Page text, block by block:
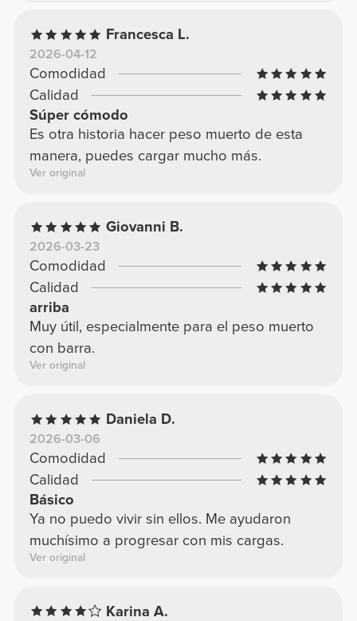
Francesca L.
2026-04-12
Comodidad
Calidad
Súper cómodo
Es otra historia hacer peso muerto de esta
manera, puedes cargar mucho más.
Ver original
Giovanni B.
2026-03-23
Comodidad
Calidad
arriba
Muy útil, especialmente para el peso muerto
con barra.
Ver original
Daniela D.
2026-03-06
Comodidad
Calidad
Básico
Ya no puedo vivir sin ellos. Me ayudaron
muchísimo a progresar con mis cargas.
Ver original
Karina A.